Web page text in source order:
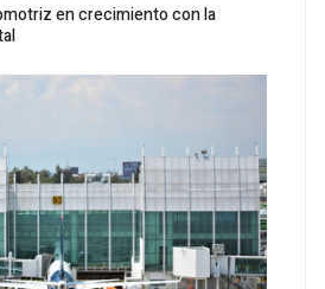
en crecimiento con la